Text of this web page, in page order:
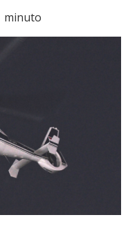
minuto